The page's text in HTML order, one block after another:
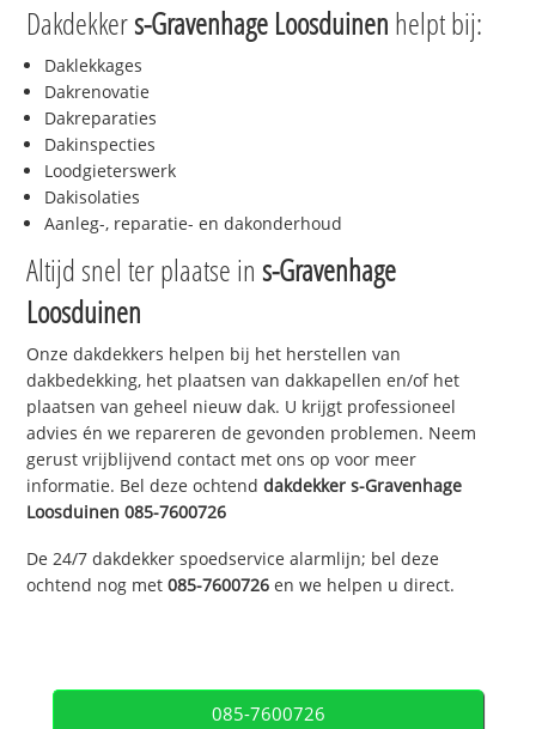
Dakdekkers-Gravenhage Loosduinen helpt bij:
Daklekkages
Dakrenovatie
Dakreparaties
Dakinspecties
Loodgieterswerk
Dakisolaties
Aanleg-, reparatie- en dakonderhoud
Altijd snel ter plaatse in s-Gravenhage
Loosduinen
Onze dakdekkers helpen bij het herstellen van
dakbedekking, het plaatsen van dakkapellen en/of het
plaatsen van geheel nieuw dak. U krijgt professioneel
advies én we repareren de gevonden problemen. Neem
gerust vrijblijvend contact met ons op voor meer
informatie. Bel deze ochtenddakdekkers-Gravenhage
Loosduinen 085-7600726
De 24/7 dakdekker spoedservice alarmlijn; bel deze
ochtend nog met085-7600726 en we helpen u direct.
085-7600726